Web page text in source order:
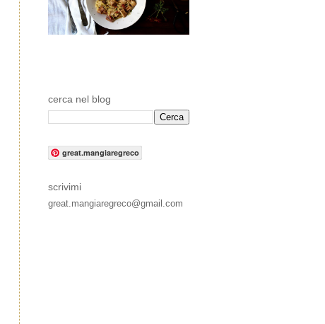
cerca nel blog
great.mangiaregreco
scrivimi
great.mangiaregreco@gmail.com